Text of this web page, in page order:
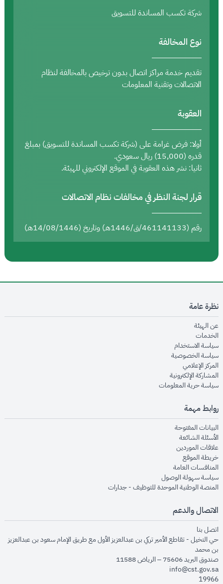
شركة تكسب المساندة للتسويق
نوع المخالفة
تقديم خدمة مراكز اتصال بدون ترخيص بالمخالفة لنظام
الاتصالات وتقنية المعلومات
العقوبة
أولا: فرض غرامة على (شركة تكسب المساندة للتسويق) بمبلغ
قدره (15,000) ريال سعودي.
ثانيا: نشر هذه العقوبة في الموقع الإلكتروني للهيئة.
قرار لجنة النظر في مخالفات نظام الاتصالات
رقم (461141133/ق/1446هـ) وتاريخ (14/08/1446هـ)
نظرة عامة
عن الهيئةopens in new window
الخدماتopens in new window
سياسة الاستخدام
سياسة الخصوصيةopens in new window
المركز الإعلاميopens in new window
المشاركة الإلكترونيةopens in new window
سياسة حرية المعلوماتopens in new window
روابط مهمة
البيانات المفتوحةopens in new window
الأسئلة الشائعةopens in new window
علاقات الموردينopens in new window
خريطة الموقعopens in new window
المنافسات العامةopens in new window
سياسة سهولة الوصولopens in new window
المنصة الوطنية الموحدة للتوظيف - جداراتopens in new window
الاتصال والدعم
اتصل بنا
حي النخيل - تقاطع الأمير تركي بن عبدالعزيز الأول مع طريق الإمام سعود بن عبدالعزيز
بن محمد
صندوق البريد 75606 – الرياض 11588
info@cst.gov.sa
19966